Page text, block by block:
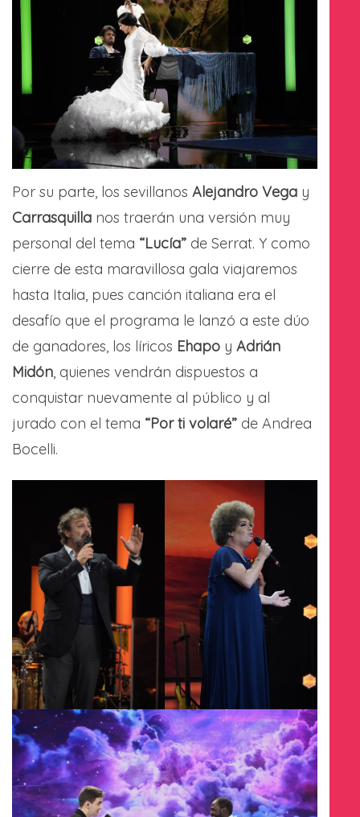
Por su parte, los sevillanos Alejandro Vega y
Carrasquilla nos traerán una versión muy
personal del tema “Lucía” de Serrat. Y como
cierre de esta maravillosa gala viajaremos
hasta Italia, pues canción italiana era el
desafío que el programa le lanzó a este dúo
de ganadores, los líricos Ehapo y Adrián
Midón, quienes vendrán dispuestos a
conquistar nuevamente al público y al
jurado con el tema “Por ti volaré” de Andrea
Bocelli.